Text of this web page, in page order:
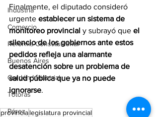
Industria
Comercio
Reforma Constitucional
Buenos Aires
Cordón Industrial
Totoras
Pérez
Finalmente, el diputado consideró
urgente establecer un sistema de
monitoreo provincial y subrayó que el
silencio de los gobiernos ante estos
pedidos refleja una alarmante
desatención sobre un problema de
salud pública que ya no puede
ignorarse.
provincialegislatura provincial